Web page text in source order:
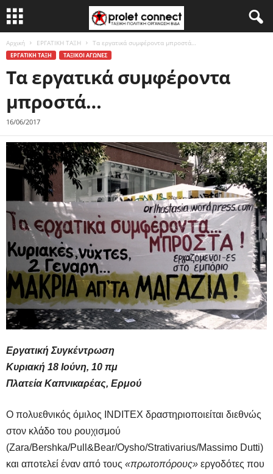
Αρχική ΕΡΓΑΤΙΚΗ ΤΑΞΗ Τα εργατικά συμφέροντα μπροστά…
ΕΡΓΑΤΙΚΗ ΤΑΞΗ ΤΑΞΙΚΟΙ ΑΓΩΝΕΣ
Τα εργατικά συμφέροντα
μπροστά…
16/06/2017
Εργατική Συγκέντρωση
Κυριακή 18 Ιούνη, 10 πμ
Πλατεία Καπνικαρέας, Ερμού
Ο πολυεθνικός όμιλος INDITEX δραστηριοποιείται διεθνώς
στον κλάδο του ρουχισμού
(Zara/Bershka/Pull&Bear/Oysho/Strativarius/Massimo Dutti)
και αποτελεί έναν από τους «πρωτοπόρους» εργοδότες που